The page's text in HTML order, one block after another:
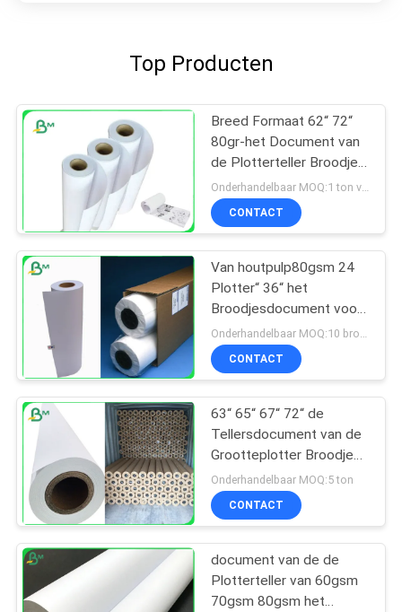
Top Producten
Breed Formaat 62“ 72“
80gr-het Document van
de Plotterteller Broodje
voor Kledingstukknipsel Onderhandelbaar MOQ:1 ton voor gemeenschappelijke grootte & 10 ton voor speciale grootte
CONTACT
Van houtpulp80gsm 24
Plotter“ 36“ het
Broodjesdocument voor
Inkjet & Pringting-
Industrie
CONTACT
63“ 65“ 67“ 72“ de
Tellersdocument van de
Grootteplotter Broodje
voor Kledingstuk55g 60g
65g Houtpulp
Onderhandelbaar MOQ:5 ton
CONTACT
document van de de
Plotterteller van 60gsm
70gsm 80gsm het